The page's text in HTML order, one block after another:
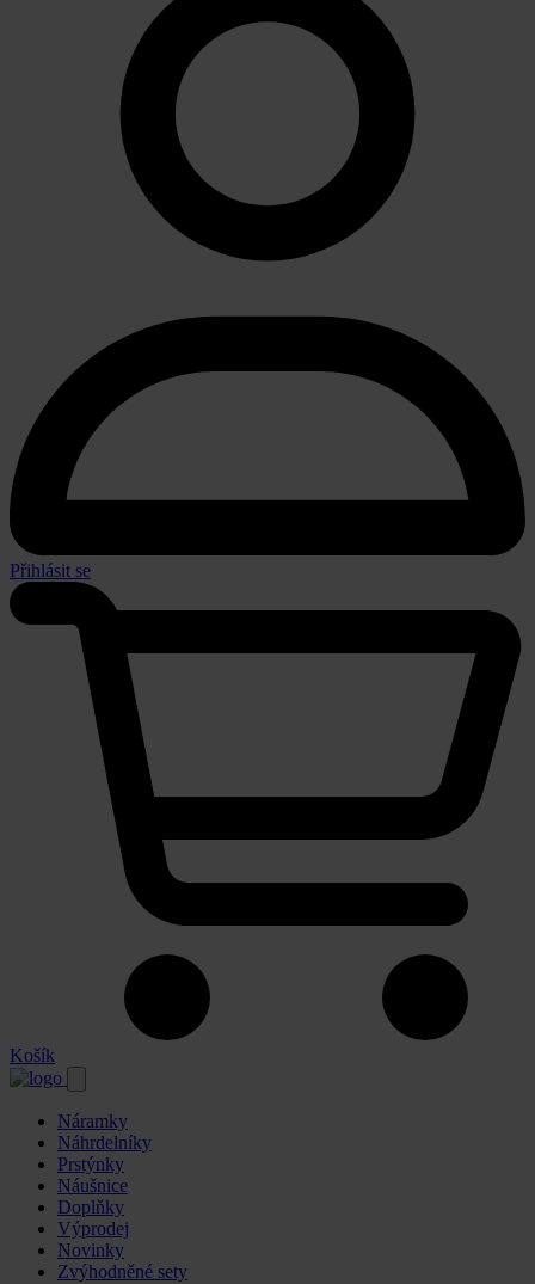
Přihlásit se
Košík
Náramky
Náhrdelníky
Prstýnky
Náušnice
Doplňky
Výprodej
Novinky
Zvýhodněné sety